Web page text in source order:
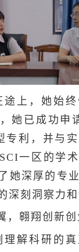
上，她始终
她已成功申
专利，并与
一区的学
她深厚的专
深刻洞察力和
，翱翔创新
解科研的真